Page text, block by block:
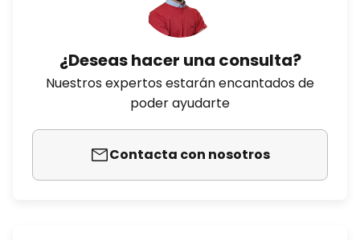
¿Deseas hacer una consulta?
Nuestros expertos estarán encantados de
poder ayudarte
Contacta con nosotros